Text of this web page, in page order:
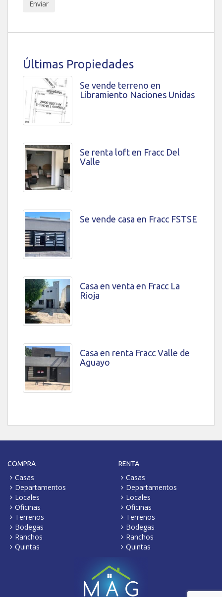
Últimas Propiedades
Se vende terreno en
Libramiento Naciones Unidas
Se renta loft en Fracc Del
Valle
Se vende casa en Fracc FSTSE
Casa en venta en Fracc La
Rioja
Casa en renta Fracc Valle de
Aguayo
COMPRA
Casas
Departamentos
Locales
Oficinas
Terrenos
Bodegas
Ranchos
Quintas
RENTA
Casas
Departamentos
Locales
Oficinas
Terrenos
Bodegas
Ranchos
Quintas